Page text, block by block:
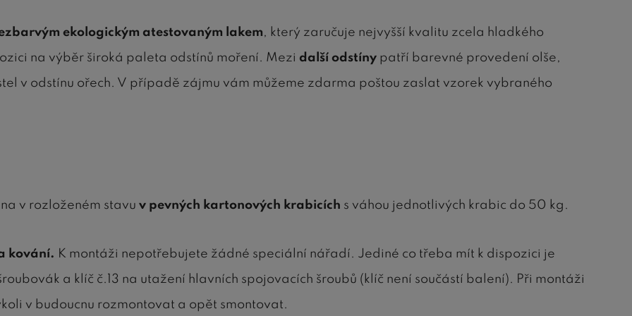
ekologickým atestovaným lakem, který zaručuje nejvyšší kvalitu zcela hladkého
na výběr široká paleta odstínů moření. Mezi další odstíny patří barevné provedení olše,
v odstínu ořech. V případě zájmu vám můžeme zdarma poštou zaslat vzorek vybraného
v rozloženém stavu v pevných kartonových krabicích s váhou jednotlivých krabic do 50 kg.
kování. K montáži nepotřebujete žádné speciální nářadí. Jediné co třeba mít k dispozici je
a klíč č.13 na utažení hlavních spojovacích šroubů (klíč není součástí balení). Při montáži
v budoucnu rozmontovat a opět smontovat.